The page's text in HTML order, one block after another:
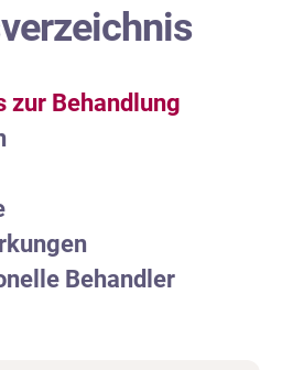
zur Behandlung
Behandler